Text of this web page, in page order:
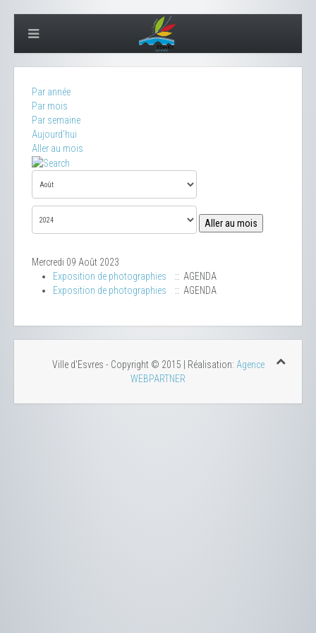
Par année
Par mois
Par semaine
Aujourd'hui
Aller au mois
Aller au mois
Mercredi 09 Août 2023
Exposition de photographies
:: AGENDA
Exposition de photographies
:: AGENDA
Ville d'Esvres - Copyright © 2015 | Réalisation: Agence
WEBPARTNER